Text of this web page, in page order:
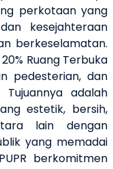
perkotaan yang
kesejahteraan
berkeselamatan.
Ruang Terbuka
pedesterian, dan
adalah
estetik, bersih,
lain dengan
yang memadai
berkomitmen